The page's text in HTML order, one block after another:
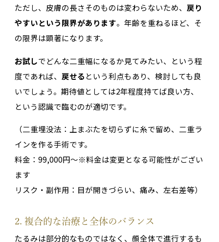
ただし、皮膚の長さそのものは変わらないため、 戻り
やすいという限界があります。年齢を重ねるほど、そ
の限界は顕著になります。
お試しでどんな二重幅になるか見てみたい、という程
度であれば、 戻せる という利点もあり、検討しても良
いでしょう。期待値としては2年程度持てば良い方、
という認識で臨むのが適切です。
（二重埋没法：上まぶたを切らずに糸で留め、二重ラ
インを作る手術です。
料金：99,000円～※料金は変更となる可能性がござい
ます
リスク・副作用：目が開きづらい、痛み、左右差等）
2. 複合的な治療と全体のバランス
たるみは部分的なものではなく、顔全体で進行するも